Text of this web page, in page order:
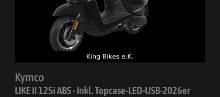
Kymco
LIKE II 125i ABS - Inkl. Topcase-LED-USB-2026er